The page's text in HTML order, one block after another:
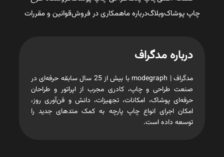
چاپ پوشاکوبلاگدرباره ماهمکاری در فروشقوانین و مقررات
درباره مدگراف
مدگراف | modegraph با بیش از 25 سال سابقه حرفه‌ای در
صنعت طراحی و چاپ، کادری مجرب از اپراتور و طراحان
حرفه‌ای پوشاک، امکانات، تجهیزات، دانش و فن‌آوری روز،
امکان اجرای انواع چاپ پارچه به کمک متدهای جدید را
توسعه داده است.